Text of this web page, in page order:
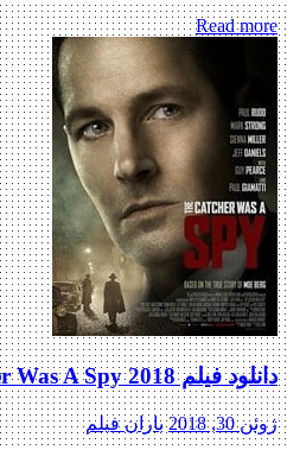
Read more
دانلود فیلم The Catcher Was A Spy 2018
ژوئن 30, 2018 باران فیلم